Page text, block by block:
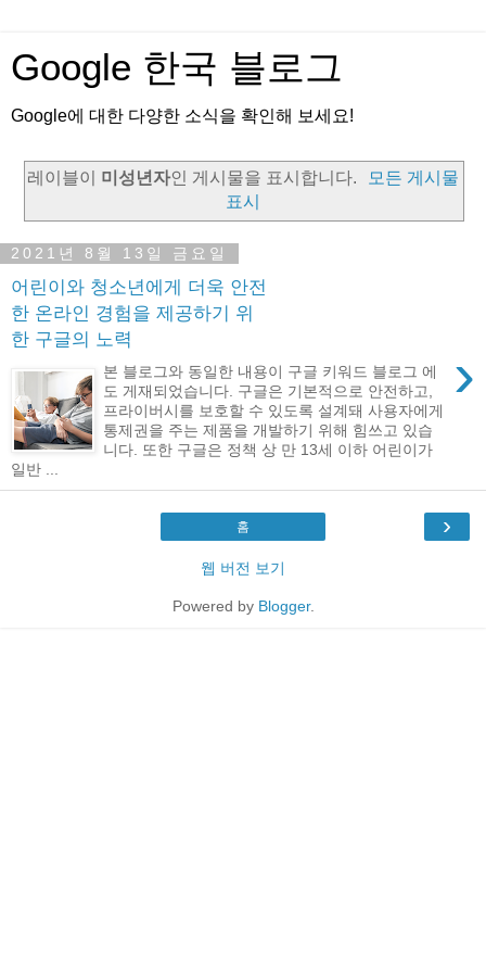
Google 한국 블로그
Google에 대한 다양한 소식을 확인해 보세요!
레이블이 미성년자인 게시물을 표시합니다.
모든 게시물
표시
2021년 8월 13일 금요일
어린이와 청소년에게 더욱 안전
한 온라인 경험을 제공하기 위
한 구글의 노력
›
본 블로그와 동일한 내용이 구글 키워드 블로그 에
도 게재되었습니다. 구글은 기본적으로 안전하고,
프라이버시를 보호할 수 있도록 설계돼 사용자에게
통제권을 주는 제품을 개발하기 위해 힘쓰고 있습
니다. 또한 구글은 정책 상 만 13세 이하 어린이가
일반 ...
›
홈
웹 버전 보기
Powered by Blogger.